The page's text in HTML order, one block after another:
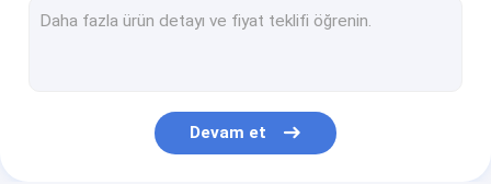
2 Ton Toz Boyalı Çelik Elektronik Transpalet Tartı Kantarları
304 Paslanmaz Çelik U Tipi Elektrikli Transpalet Kantarları
2000kg Kapasite 1kg Okunabilirlik El Palet Kriko Ağırlık Ölçeği
Devam et